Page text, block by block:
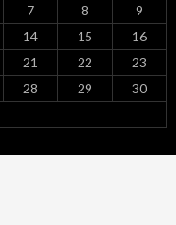
7 8
9
14 15
16
21 22
23
28 29
30